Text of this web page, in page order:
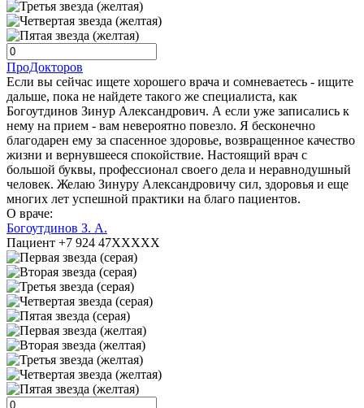
ПроДокторов
Если вы сейчас ищете хорошего врача и сомневаетесь - ищите
дальше, пока не найдете такого же специалиста, как
Богоутдинов Зинур Александрович. А если уже записались к
нему на прием - вам невероятно повезло. Я бесконечно
благодарен ему за спасенное здоровье, возвращенное качество
жизни и вернувшееся спокойствие. Настоящий врач с
большой буквы, профессионал своего дела и неравнодушный
человек. Желаю Зинуру Александровичу сил, здоровья и еще
многих лет успешной практики на благо пациентов.
О враче:
Богоутдинов З. А.
Пациент +7 924 47XXXXX